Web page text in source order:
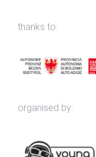
thanks to:
organised by: